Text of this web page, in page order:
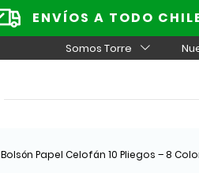
ENVÍOS A TODO
Somos Torre
Bolsón Papel Celofán 10 Pliegos – 8